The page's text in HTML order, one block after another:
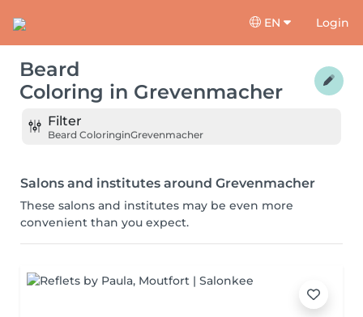
EN Login
Beard
Coloring in Grevenmacher
Filter
Beard ColoringinGrevenmacher
Salons and institutes around Grevenmacher
These salons and institutes may be even more
convenient than you expect.